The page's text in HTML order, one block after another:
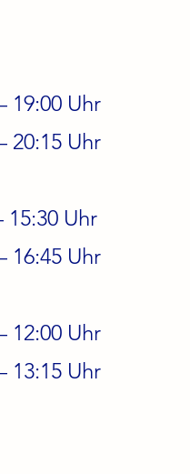
19:00 Uhr
20:15 Uhr
Uhr
16:45 Uhr
12:00 Uhr
13:15 Uhr